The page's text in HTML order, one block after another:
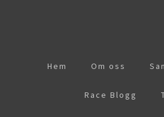
Hem Om oss
Race Blogg